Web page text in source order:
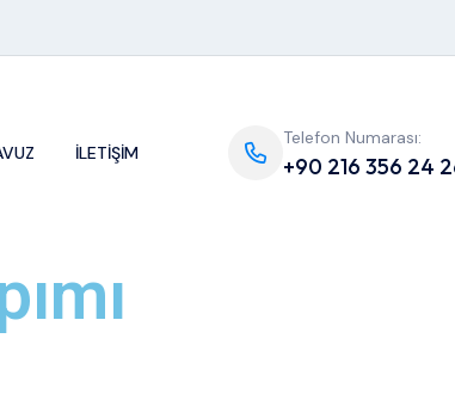
İLETİŞİM
Telefon Numarası:
+90 216 356 24